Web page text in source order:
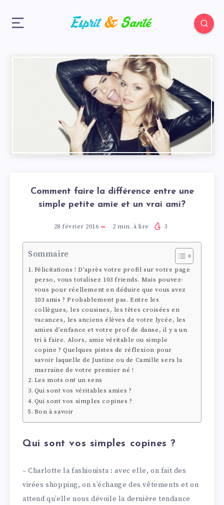
Comment faire la différence entre une
simple petite amie et un vrai ami?
28 février 2016 2 min. à lire 3
Sommaire
Félicitations ! D’après votre profil sur votre page
perso, vous totalisez 103 friends. Mais pouvez-
vous pour réellement en déduire que vous avez
103 amis ? Probablement pas. Entre les
collègues, les cousines, les têtes croisées en
vacances, les anciens élèves de votre lycée, les
amies d’enfance et votre prof de danse, il y a un
tri à faire. Alors, amie véritable ou simple
copine ? Quelques pistes de réflexion pour
savoir laquelle de Justine ou de Camille sera la
marraine de votre premier né !
Les mots ont un sens
Qui sont vos véritables amies ?
Qui sont vos simples copines ?
Bon à savoir
Qui sont vos simples copines ?
– Charlotte la fashionista : avec elle, on fait des
virées shopping, on s’échange des vêtements et on
attend qu’elle nous dévoile la dernière tendance